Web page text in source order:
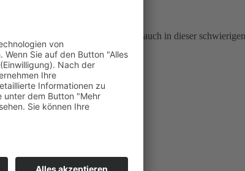
Und das Wichtigste: Sie bleiben auch in dieser